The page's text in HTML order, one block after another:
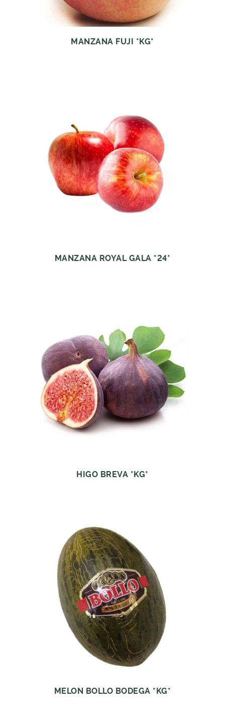
MANZANA FUJI *KG*
MANZANA ROYAL GALA *24*
HIGO BREVA *KG*
MELON BOLLO BODEGA *KG*